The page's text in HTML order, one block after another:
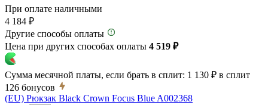
При оплате наличными
4 184 ₽
Другие способы оплаты
Цена при других способах оплаты 4 519 ₽
Сумма месячной платы, если брать в сплит: 1 130 ₽ в сплит
126 бонусов
(EU) Рюкзак Black Crown Focus Blue A002368